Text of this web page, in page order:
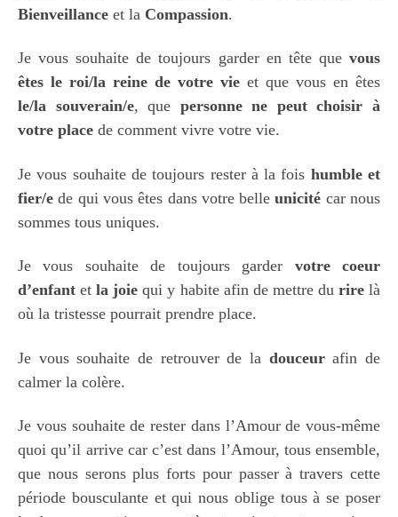
Bienveillance et la Compassion.
Je vous souhaite de toujours garder en tête que vous
êtes le roi/la reine de votre vie et que vous en êtes
le/la souverain/e, que personne ne peut choisir à
votre place de comment vivre votre vie.
Je vous souhaite de toujours rester à la fois humble et
fier/ede qui vous êtes dans votre belleunicité car nous
sommes tous uniques.
Je vous souhaite de toujours garder votre coeur
d’enfantet la joie qui y habite afin de mettre du rirelà
où la tristesse pourrait prendre place.
Je vous souhaite de retrouver de la douceurafin de
calmer la colère.
Je vous souhaite de rester dans l’Amour de vous-même
quoi qu’il arrive car c’est dans l’Amour, tous ensemble,
que nous serons plus forts pour passer à travers cette
période bousculante et qui nous oblige tous à se poser